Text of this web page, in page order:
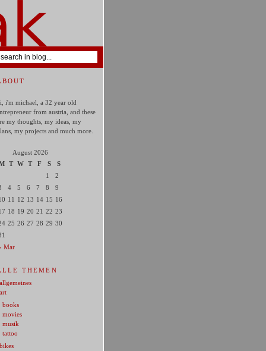
i'm michael, a 32 year old
from austria, and these
my thoughts, my ideas, my
my projects and much more.
August 2026
T W T F S S
Mar
1
2
4 5 6 7 8
9
11 12 13 14 15 16
18 19 20 21 22 23
25 26 27 28 29 30
THEMEN
allgemeines
art
books
movies
musik
tattoo
bikes